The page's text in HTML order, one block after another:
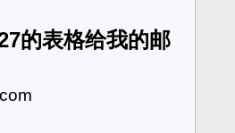
的表格给我的邮